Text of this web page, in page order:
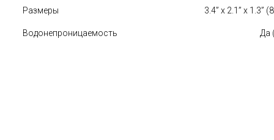
Размеры 3.4” x 2.1” x 1.3”
Водонепроницаемость Да